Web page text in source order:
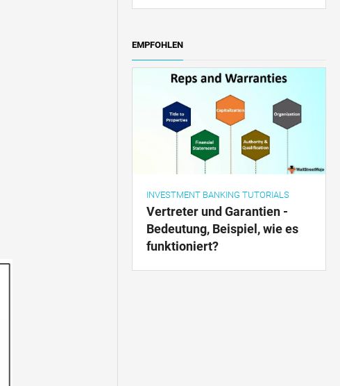
EMPFOHLEN
INVESTMENT BANKING TUTORIALS
Vertreter und Garantien -
Bedeutung, Beispiel, wie es
funktioniert?